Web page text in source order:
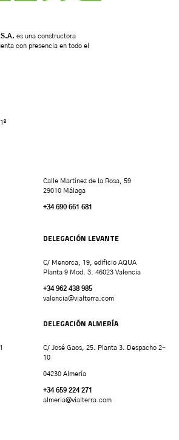
es una constructora
con presencia en todo el
Calle Martínez de la Rosa, 59
29010 Málaga
+34 690 661 681
DELEGACIÓN LEVANTE
C/ Menorca, 19, edificio AQUA
Planta 9 Mod. 3. 46023 Valencia
+34 962 438 985
valencia@vialterra.com
DELEGACIÓN ALMERÍA
C/ José Gaos, 25. Planta 3. Despacho 2-
10
04230 Almería
+34 659 224 271
almeria@vialterra.com